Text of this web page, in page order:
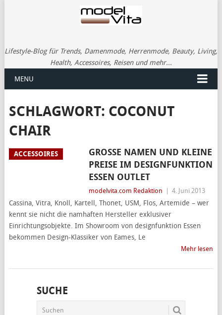
Lifestyle-Blog für Trends, Damenmode, Herrenmode, Beauty, Living,
Health, Accessoires, Reisen und mehr...
MENU
SCHLAGWORT: COCONUT
CHAIR
ACCESSOIRES
GROSSE NAMEN UND KLEINE P
REISE IM DESIGNFUNKTION E
SSEN OUTLET
modelvita.com Redaktion 4. Juni 2013
Cassina, Vitra, Knoll, Kartell, Thonet, USM, Flos, Artemide – wer
kennt sie nicht die namhaften Hersteller exklusiver
Einrichtungsobjekte. Im Showroom von designfunktion Essen
bekommen Design-Klassiker von Eames, Le
Mehr lesen
SUCHE